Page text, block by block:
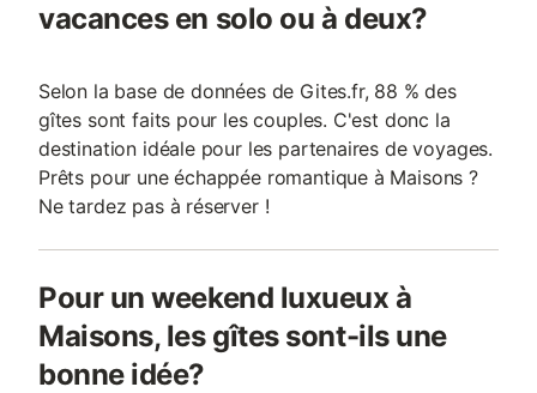
vacances en solo ou à deux?
Selon la base de données de Gites.fr, 88 % des
gîtes sont faits pour les couples. C'est donc la
destination idéale pour les partenaires de voyages.
Prêts pour une échappée romantique à Maisons ?
Ne tardez pas à réserver !
Pour un weekend luxueux à
Maisons, les gîtes sont-ils une
bonne idée?